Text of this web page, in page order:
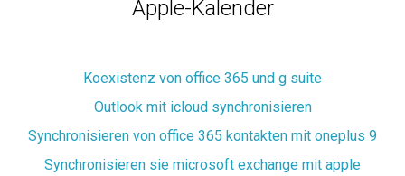
Apple-Kalender
Koexistenz von office 365 und g suite
Outlook mit icloud synchronisieren
Synchronisieren von office 365 kontakten mit oneplus 9
Synchronisieren sie microsoft exchange mit apple